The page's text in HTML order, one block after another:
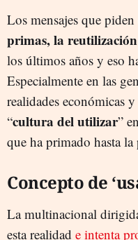
Los mensajes que piden
primas, la
los últimos años y eso
Especialmente en las
realidades económicas
“cultura del utilizar”
que ha primado hasta
Concepto de
La multinacional
esta realidad e intenta